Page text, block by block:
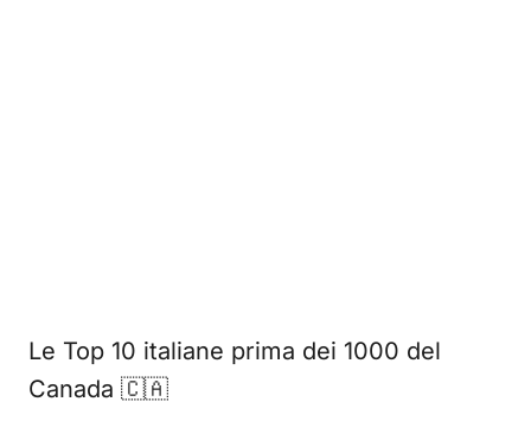
Le Top 10 italiane prima dei 1000 del
Canada 🇨🇦